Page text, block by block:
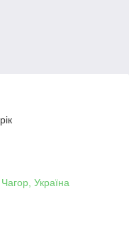
Україна